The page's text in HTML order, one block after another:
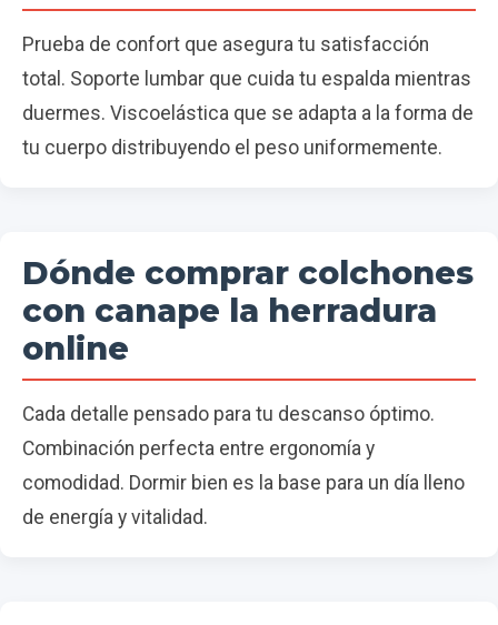
Prueba de confort que asegura tu satisfacción
total. Soporte lumbar que cuida tu espalda mientras
duermes. Viscoelástica que se adapta a la forma de
tu cuerpo distribuyendo el peso uniformemente.
Dónde comprar colchones
con canape la herradura
online
Cada detalle pensado para tu descanso óptimo.
Combinación perfecta entre ergonomía y
comodidad. Dormir bien es la base para un día lleno
de energía y vitalidad.